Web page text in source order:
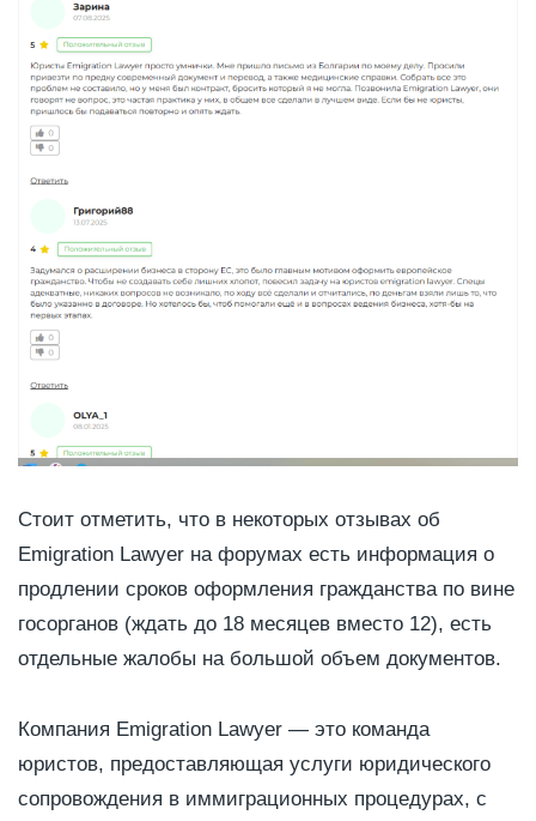
Стоит отметить, что в некоторых отзывах об
Emigration Lawyer на форумах есть информация о
продлении сроков оформления гражданства по вине
госорганов (ждать до 18 месяцев вместо 12), есть
отдельные жалобы на большой объем документов.
Компания Emigration Lawyer — это команда
юристов, предоставляющая услуги юридического
сопровождения в иммиграционных процедурах, с